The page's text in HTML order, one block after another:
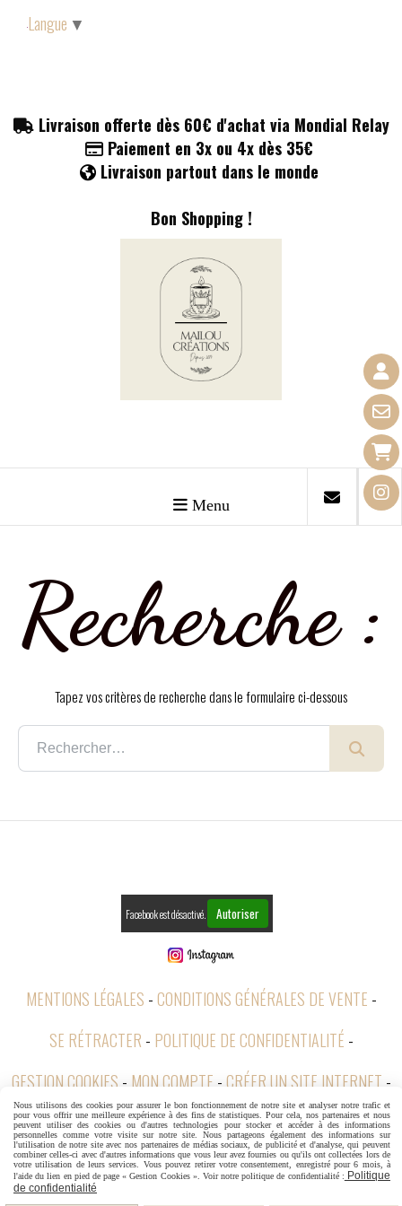
Livraison offerte dès 60€ d'achat via Mondial Relay
Paiement en 3x ou 4x dès 35€
 Livraison partout dans le monde
Bon Shopping !
Menu
Recherche :
Tapez vos critères de recherche dans le formulaire ci-dessous
Facebook est désactivé. Autoriser
MENTIONS LÉGALES CONDITIONS GÉNÉRALES DE VENTE
SE RÉTRACTER
POLITIQUE DE CONFIDENTIALITÉ
GESTION COOKIES
MON COMPTE CRÉER UN SITE INTERNET
CGV
Langue ▼
Nous utilisons des cookies pour assurer le bon fonctionnement de notre site et analyser notre trafic et
pour vous offrir une meilleure expérience à des fins de statistiques. Pour cela, nos partenaires et nous
peuvent utiliser des cookies ou d'autres technologies pour stocker et accéder à des informations
personnelles comme votre visite sur notre site. Nous partageons également des informations sur
l'utilisation de notre site avec nos partenaires de médias sociaux, de publicité et d'analyse, qui peuvent
combiner celles-ci avec d'autres informations que vous leur avez fournies ou qu'ils ont collectées lors de
votre utilisation de leurs services. Vous pouvez retirer votre consentement, enregistré pour 6 mois, à
l'aide du lien en pied de page « Gestion Cookies ». Voir notre politique de confidentialité : Politique
de confidentialité